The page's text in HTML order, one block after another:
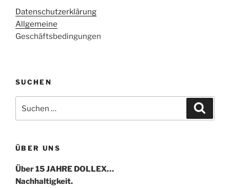
Datenschutzerklärung
Allgemeine
Geschäftsbedingungen
SUCHEN
nach:
ÜBER UNS
Über 15 JAHRE DOLLEX…
Nachhaltigkeit.